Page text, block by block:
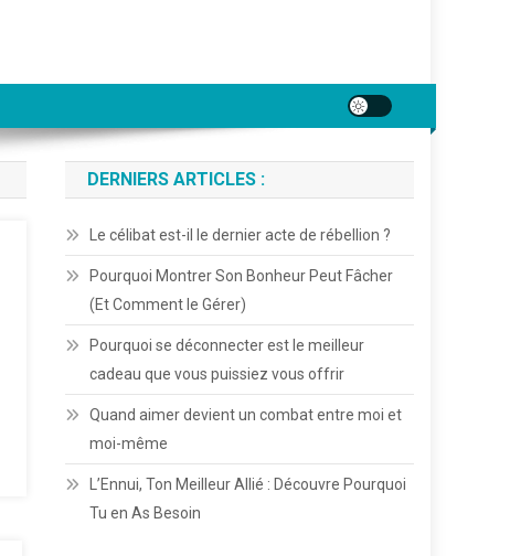
DERNIERS ARTICLES :
Le célibat est-il le dernier acte de rébellion ?
Pourquoi Montrer Son Bonheur Peut Fâcher
(Et Comment le Gérer)
Pourquoi se déconnecter est le meilleur
cadeau que vous puissiez vous offrir
Quand aimer devient un combat entre moi et
moi-même
L’Ennui, Ton Meilleur Allié : Découvre Pourquoi
Tu en As Besoin